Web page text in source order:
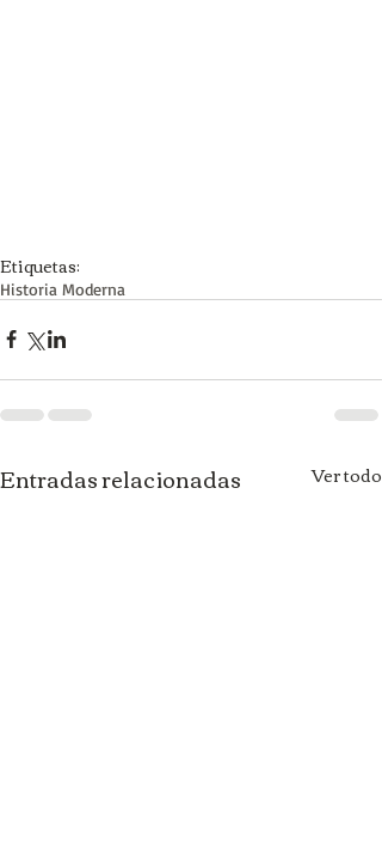
Etiquetas:
Historia Moderna
Entradas relacionadas Ver todo